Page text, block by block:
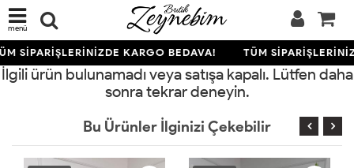
menü
SİPARİŞLERİNİZDE KARGO BEDAVA! TÜM
İlgili ürün bulunamadı veya satışa kapalı. Lütfen daha
sonra tekrar deneyin.
Bu Ürünler İlginizi Çekebilir